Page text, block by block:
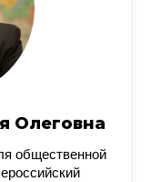
Олеговна
общественной